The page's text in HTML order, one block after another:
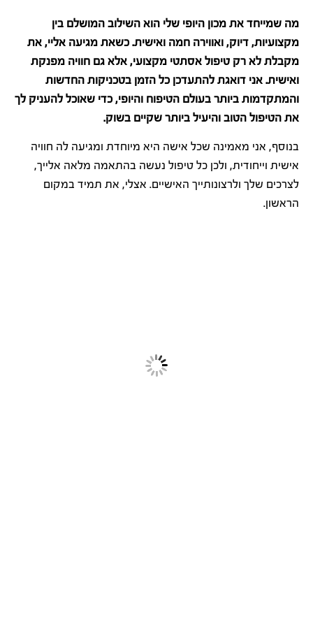
מה שמייחד את מכון היופי שלי הוא השילוב המושלם בין
מקצועיות, דיוק, ואווירה חמה ואישית. כשאת מגיעה אליי, את
מקבלת לא רק טיפול אסתטי מקצועי, אלא גם חוויה מפנקת
ואישית. אני דואגת להתעדכן כל הזמן בטכניקות החדשות
והמתקדמות ביותר בעולם הטיפוח והיופי, כדי שאוכל להעניק לך
את הטיפול הטוב והיעיל ביותר שקיים בשוק.
בנוסף, אני מאמינה שכל אישה היא מיוחדת ומגיעה לה חוויה
אישית וייחודית, ולכן כל טיפול נעשה בהתאמה מלאה אלייך,
לצרכים שלך ולרצונותייך האישיים. אצלי, את תמיד במקום
הראשון.